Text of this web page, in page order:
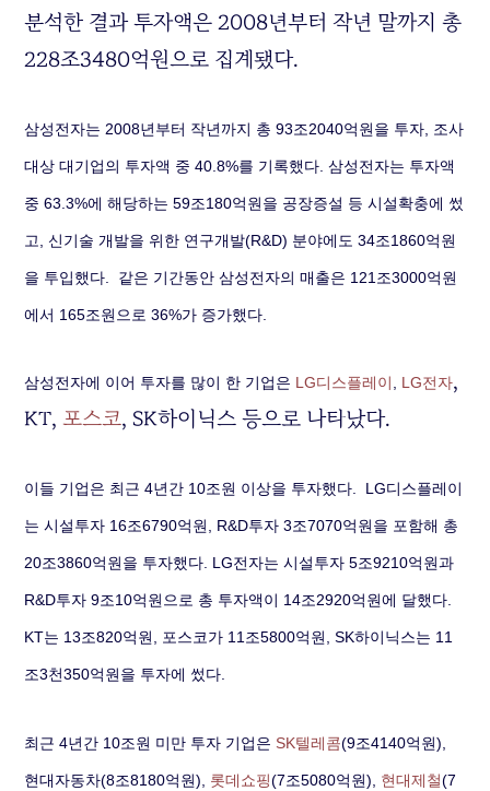
분석한 결과 투자액은 2008년부터 작년 말까지 총
228조3480억원으로 집계됐다.
삼성전자는 2008년부터 작년까지 총 93조2040억원을 투자, 조사
대상 대기업의 투자액 중 40.8%를 기록했다. 삼성전자는 투자액
중 63.3%에 해당하는 59조180억원을 공장증설 등 시설확충에 썼
고, 신기술 개발을 위한 연구개발(R&D) 분야에도 34조1860억원
을 투입했다. 같은 기간동안 삼성전자의 매출은 121조3000억원
에서 165조원으로 36%가 증가했다.
삼성전자에 이어 투자를 많이 한 기업은 LG디스플레이, LG전자,
KT,포스코, SK하이닉스 등으로 나타났다.
이들 기업은 최근 4년간 10조원 이상을 투자했다. LG디스플레이
는 시설투자 16조6790억원, R&D투자 3조7070억원을 포함해 총
20조3860억원을 투자했다. LG전자는 시설투자 5조9210억원과
R&D투자 9조10억원으로 총 투자액이 14조2920억원에 달했다.
KT는 13조820억원, 포스코가 11조5800억원, SK하이닉스는 11
조3천350억원을 투자에 썼다.
최근 4년간 10조원 미만 투자 기업은 SK텔레콤(9조4140억원),
현대자동차(8조8180억원), 롯데쇼핑(7조5080억원), 현대제철(7